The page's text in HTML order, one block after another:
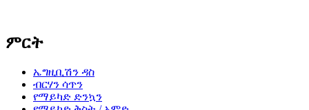
ምርት
ኤግዚቢሽን ዳስ
ብርሃን ሳጥን
የማይካድ ድንኳን